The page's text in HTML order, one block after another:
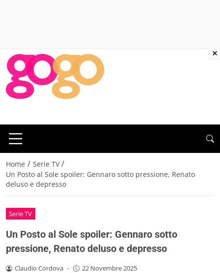
Home / Serie TV /
Un Posto al Sole spoiler: Gennaro sotto pressione, Renato
deluso e depresso
Serie TV
Un Posto al Sole spoiler: Gennaro sotto
pressione, Renato deluso e depresso
Claudio Cordova - 22 Novembre 2025
×